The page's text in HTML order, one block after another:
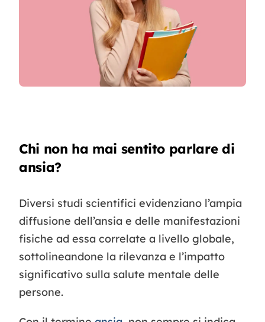
Chi non ha mai sentito parlare di
ansia?
Diversi studi scientifici evidenziano l’ampia
diffusione dell’ansia e delle manifestazioni
fisiche ad essa correlate a livello globale,
sottolineandone la rilevanza e l’impatto
significativo sulla salute mentale delle
persone.